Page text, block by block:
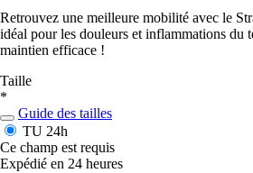
Retrouvez une meilleure mobilité avec le
idéal pour les douleurs et inflammations du
maintien efficace !
Taille
*
Guide des tailles
TU 24h
Ce champ est requis
Expédié en 24 heures